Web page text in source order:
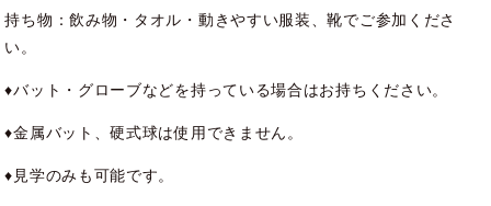
持ち物：飲み物・タオル・動きやすい服装、靴でご参加くださ
い。
♦バット・グローブなどを持っている場合はお持ちください。
♦金属バット、硬式球は使用できません。
♦見学のみも可能です。